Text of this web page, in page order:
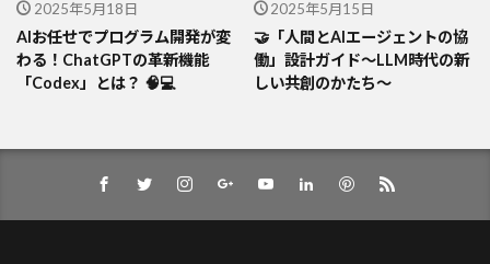
2025年5月18日
AIお任せでプログラム開発が変
わる！ChatGPTの革新機能
「Codex」とは？ 🧠💻
2025年5月15日
🤝「人間とAIエージェントの協
働」設計ガイド〜LLM時代の新
しい共創のかたち〜